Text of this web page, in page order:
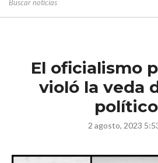
El oficialismo
violó la veda
2 agosto, 2023